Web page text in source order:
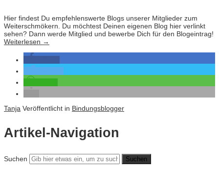
Hier findest Du empfehlenswerte Blogs unserer Mitglieder zum
Weiterschmökern. Du möchtest Deinen eigenen Blog hier verlinkt
sehen? Dann werde Mitglied und bewerbe Dich für den Blogeintrag!
Weiterlesen →
Tanja Veröffentlicht in Bindungsblogger
Artikel-Navigation
Suchen